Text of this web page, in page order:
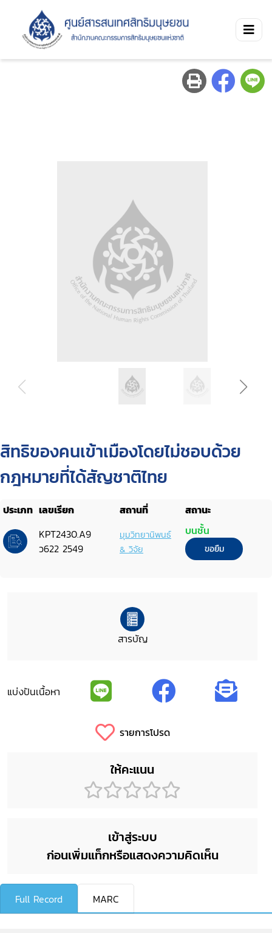
สิทธิของคนเข้าเมืองโดยไม่ชอบด้วย
กฎหมายที่ได้สัญชาติไทย
ประเภท เลขเรียก สถานที่
สถานะ
KPT2430.A9
ว622 2549
มุมวิทยานิพนธ์
& วิจัย
บนชั้น
ขอยืม
สารบัญ
แบ่งปันเนื้อหา
รายการโปรด
ให้คะแนน
เข้าสู่ระบบ
ก่อนเพิ่มแท็กหรือแสดงความคิดเห็น
Full Record MARC